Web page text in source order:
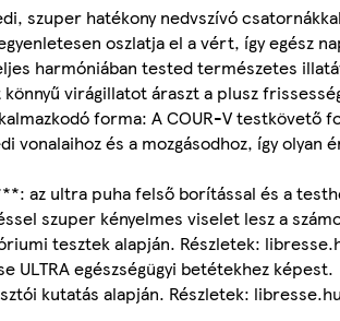
szuper hatékony nedvszívó
oszlatja el a vért, így egész
harmóniában tested természetes
könnyű virágillatot áraszt a plusz
forma: A COUR-V testkövető
vonalaihoz és a mozgásodhoz, így olyan
az ultra puha felső borítással és a
szuper kényelmes viselet lesz a
tesztek alapján. Részletek:
ULTRA egészségügyi betétekhez képest.
kutatás alapján. Részletek: